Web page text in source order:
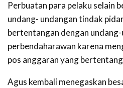
Perbuatan para pelaku selain
undang- undangan tindak
bertentangan dengan
perbendaharawan karena
pos anggaran yang
Agus kembali menegaskan